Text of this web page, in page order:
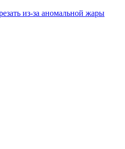
из-за аномальной жары